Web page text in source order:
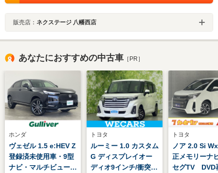
販売店： ネクステージ 八幡西店
あなたにおすすめの中古車 ［PR］
ホンダ
ヴェゼル 1.5 e:HEV Z
登録済未使用車・9型
ナビ・マルチビューカ
トヨタ
ルーミー 1.0 カスタム
G ディスプレイオー
ディオ9インチ/衝突安
トヨタ
ノア 2.0 Si
正メモリーナ
セグTV